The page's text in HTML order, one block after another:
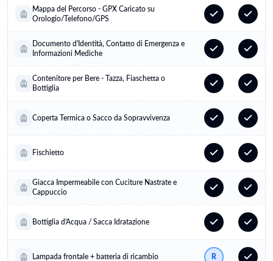
Mappa del Percorso - GPX Caricato su
Orologio/Telefono/GPS
Documento d'Identità, Contatto di Emergenza e
Informazioni Mediche
Contenitore per Bere - Tazza, Fiaschetta o
Bottiglia
Coperta Termica o Sacco da Sopravvivenza
Fischietto
Giacca Impermeabile con Cuciture Nastrate e
Cappuccio
Bottiglia d'Acqua / Sacca Idratazione
Lampada frontale + batteria di ricambio R